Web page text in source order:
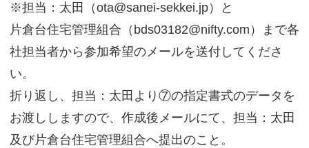
※担当：太田（ota@sanei-sekkei.jp）と
片倉台住宅管理組合（bds03182@nifty.com）まで各
社担当者から参加希望のメールを送付してくださ
い。
折り返し、担当：太田より⑦の指定書式のデータを
お渡ししますので、作成後メールにて、担当：太田
及び片倉台住宅管理組合へ提出のこと。